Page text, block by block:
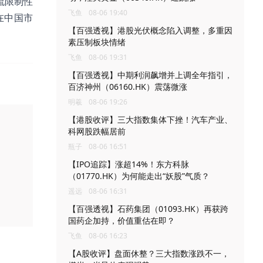
中国市
飞鱼 08-06 19:40
【百强透视】港股光伏概念陷入调整，多重因
素压制板块情绪
飞鱼 08-06 19:31
【百强透视】中期利润飙增并上调全年指引，
百济神州（06160.HK）震荡微涨
明羲 08-06 19:26
【港股收评】三大指数集体下挫！汽车产业、
科网股跌幅居前
瓶子 08-06 16:51
【IPO追踪】涨超14%！东方科脉
（01770.HK）为何能走出“妖股”气质？
遥远 08-06 16:31
【百强透视】石药集团（01093.HK）再获跨
国药企加持，价值重估在即？
飞鱼 08-06 16:23
【A股收评】盘面休整？三大指数涨跌不一，